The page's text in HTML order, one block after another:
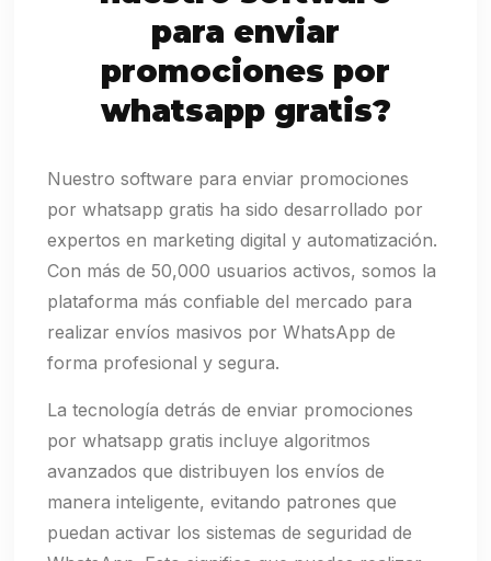
para enviar
promociones por
whatsapp gratis?
Nuestro software para enviar promociones
por whatsapp gratis ha sido desarrollado por
expertos en marketing digital y automatización.
Con más de 50,000 usuarios activos, somos la
plataforma más confiable del mercado para
realizar envíos masivos por WhatsApp de
forma profesional y segura.
La tecnología detrás de enviar promociones
por whatsapp gratis incluye algoritmos
avanzados que distribuyen los envíos de
manera inteligente, evitando patrones que
puedan activar los sistemas de seguridad de